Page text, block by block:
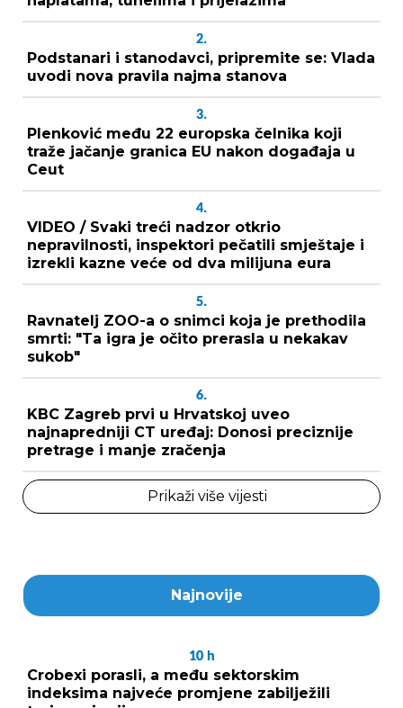
2.
Podstanari i stanodavci, pripremite se: Vlada
uvodi nova pravila najma stanova
3.
Plenković među 22 europska čelnika koji
traže jačanje granica EU nakon događaja u
Ceut
4.
VIDEO / Svaki treći nadzor otkrio
nepravilnosti, inspektori pečatili smještaje i
izrekli kazne veće od dva milijuna eura
5.
Ravnatelj ZOO-a o snimci koja je prethodila
smrti: "Ta igra je očito prerasla u nekakav
sukob"
6.
KBC Zagreb prvi u Hrvatskoj uveo
najnapredniji CT uređaj: Donosi preciznije
pretrage i manje zračenja
Prikaži više vijesti
Najnovije
10 h
Crobexi porasli, a među sektorskim
indeksima najveće promjene zabilježili